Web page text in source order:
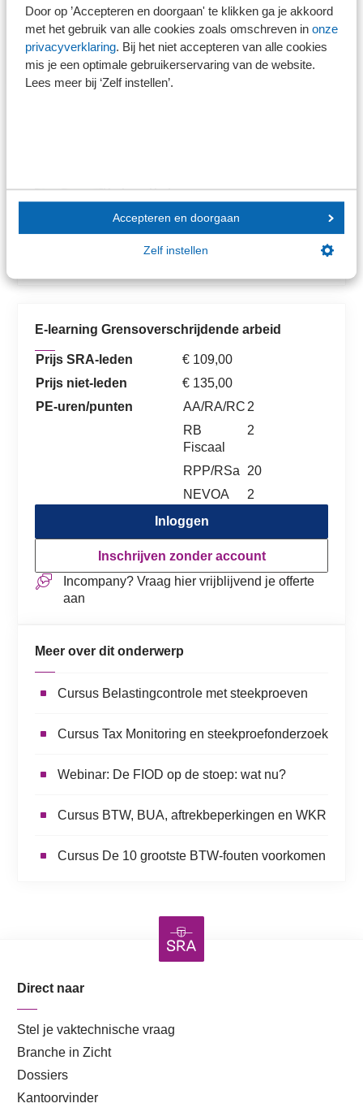
Door op ’Accepteren en doorgaan' te klikken ga je akkoord
met het gebruik van alle cookies zoals omschreven in onze
privacyverklaring. Bij het niet accepteren van alle cookies
mis je een optimale gebruikerservaring van de website.
Lees meer bij ‘Zelf instellen’.
Accepteren en doorgaan
Zelf instellen
Fiscaal Juristen.
Barbara Berben
bberben@sra.nl
E-learning Grensoverschrijdende arbeid
Prijs SRA-leden
€ 109,00
Prijs niet-leden
€ 135,00
PE-uren/punten
AA/RA/RC 2
RB
Fiscaal
2
RPP/RSa
20
NEVOA
2
Inloggen
Inschrijven zonder account
Incompany? Vraag hier vrijblijvend je offerte
aan
Meer over dit onderwerp
Cursus Belastingcontrole met steekproeven
Cursus Tax Monitoring en steekproefonderzoek
Webinar: De FIOD op de stoep: wat nu?
Cursus BTW, BUA, aftrekbeperkingen en WKR
Cursus De 10 grootste BTW-fouten voorkomen
Direct naar
Stel je vaktechnische vraag
Branche in Zicht
Dossiers
Kantoorvinder